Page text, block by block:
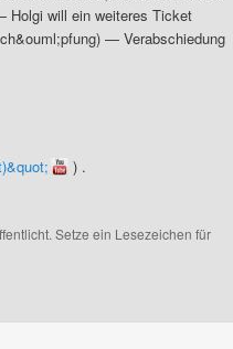
Holgi will ein weiteres Ticket
— Verabschiedung
) .
Setze ein Lesezeichen für